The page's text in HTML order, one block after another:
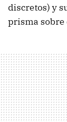
discretos) y
prisma sobre